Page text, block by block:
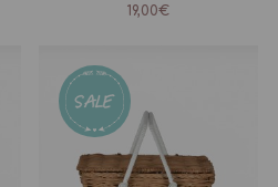
19,00€